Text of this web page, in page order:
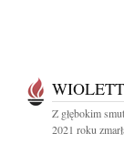
Z głębokim
2021 roku